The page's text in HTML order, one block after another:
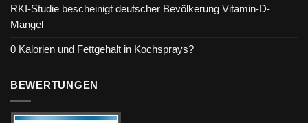
RKI-Studie bescheinigt deutscher Bevölkerung Vitamin-D-
Mangel
0 Kalorien und Fettgehalt in Kochsprays?
BEWERTUNGEN